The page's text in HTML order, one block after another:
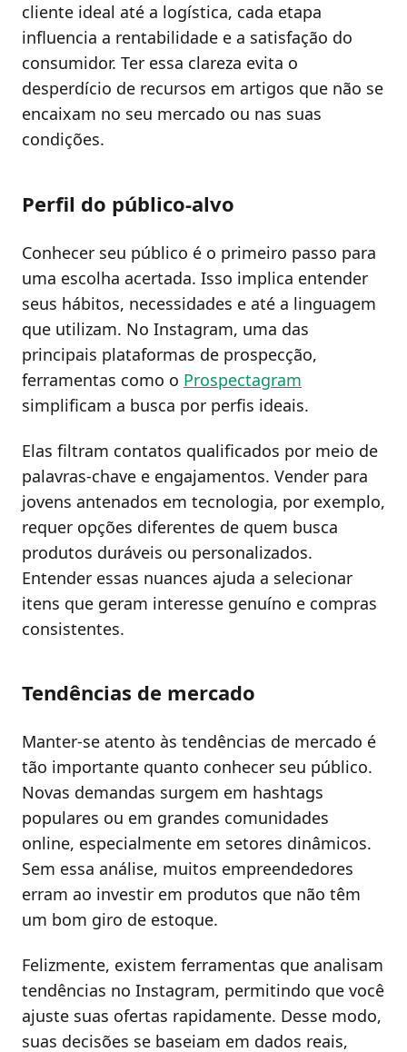
cliente ideal até a logística, cada etapa
influencia a rentabilidade e a satisfação do
consumidor. Ter essa clareza evita o
desperdício de recursos em artigos que não se
encaixam no seu mercado ou nas suas
condições.
Perfil do público-alvo
Conhecer seu público é o primeiro passo para
uma escolha acertada. Isso implica entender
seus hábitos, necessidades e até a linguagem
que utilizam. No Instagram, uma das
principais plataformas de prospecção,
ferramentas como o Prospectagram
simplificam a busca por perfis ideais.
Elas filtram contatos qualificados por meio de
palavras-chave e engajamentos. Vender para
jovens antenados em tecnologia, por exemplo,
requer opções diferentes de quem busca
produtos duráveis ou personalizados.
Entender essas nuances ajuda a selecionar
itens que geram interesse genuíno e compras
consistentes.
Tendências de mercado
Manter-se atento às tendências de mercado é
tão importante quanto conhecer seu público.
Novas demandas surgem em hashtags
populares ou em grandes comunidades
online, especialmente em setores dinâmicos.
Sem essa análise, muitos empreendedores
erram ao investir em produtos que não têm
um bom giro de estoque.
Felizmente, existem ferramentas que analisam
tendências no Instagram, permitindo que você
ajuste suas ofertas rapidamente. Desse modo,
suas decisões se baseiam em dados reais,